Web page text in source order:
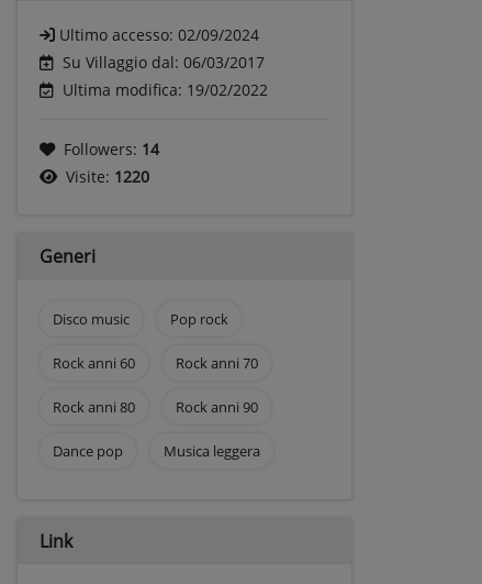
Ultimo accesso: 02/09/2024
Su Villaggio dal: 06/03/2017
Ultima modifica: 19/02/2022
Followers: 14
Visite: 1220
Generi
Disco music Pop rock
Rock anni 60 Rock anni 70
Rock anni 80 Rock anni 90
Dance pop Musica leggera
Link